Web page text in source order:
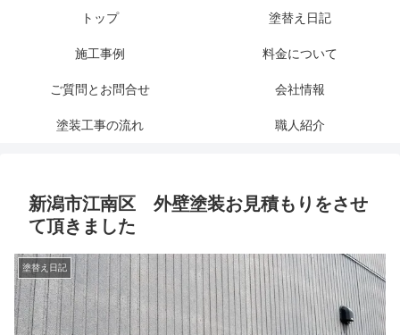
トップ 塗替え日記
施工事例 料金について
ご質問とお問合せ 会社情報
塗装工事の流れ 職人紹介
新潟市江南区 外壁塗装お見積もりをさせ
て頂きました
塗替え日記